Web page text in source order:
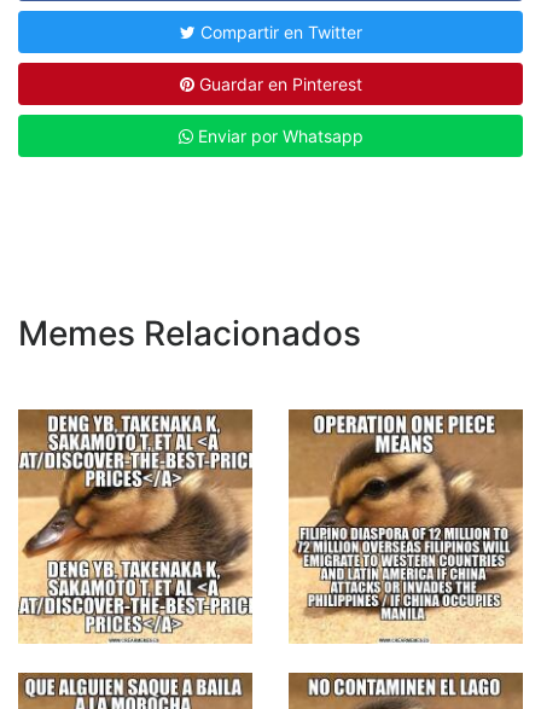
Compartir en Twitter
Guardar en Pinterest
Enviar por Whatsapp
Memes Relacionados